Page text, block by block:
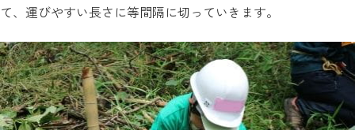
て、運びやすい長さに等間隔に切っていきます。